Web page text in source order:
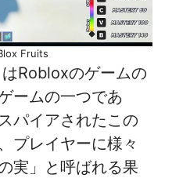
Fruits
はRobloxのゲームの
ームの一つであ
パイアされたこの
プレイヤーに様々
実」と呼ばれる果